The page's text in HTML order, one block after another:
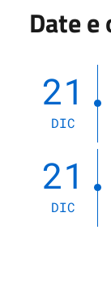
Date e
21
DIC
21
DIC